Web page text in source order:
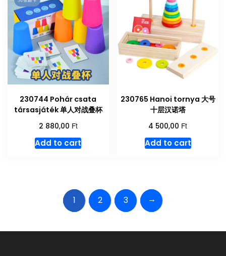
230744 Pohár csata
társasjáték 单人对战叠杯
2 880,00 Ft
Add to cart
230765 Hanoi tornya ​大号
十层汉诺塔
4 500,00 Ft
Add to cart
1 2 3 →